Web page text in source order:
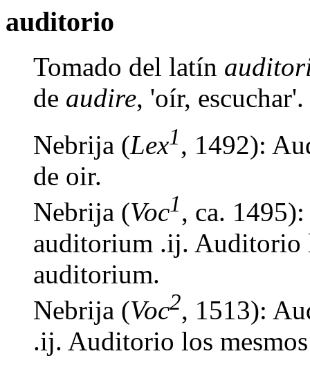
auditorio
Tomado del latín
de audire, 'oír, escuchar'.
Nebrija (Lex1, 1492):
de oir.
Nebrija (Voc1, ca.
auditorium .ij. Auditorio
auditorium.
Nebrija (Voc2, 1513):
.ij. Auditorio los